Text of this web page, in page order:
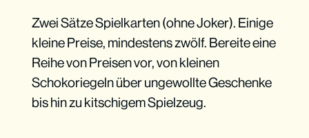
Zwei Sätze Spielkarten (ohne Joker). Einige
kleine Preise, mindestens zwölf. Bereite eine
Reihe von Preisen vor, von kleinen
Schokoriegeln über ungewollte Geschenke
bis hin zu kitschigem Spielzeug.